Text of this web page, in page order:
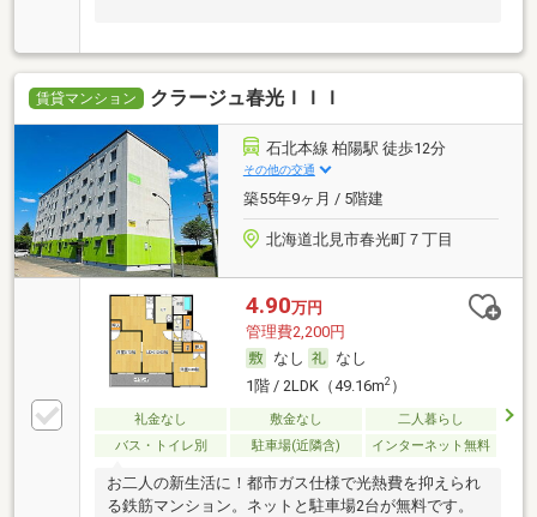
賃貸マンション クラージュ春光ＩＩＩ
石北本線 柏陽駅 徒歩12分
その他の交通
築55年9ヶ月 / 5階建
北海道北見市春光町７丁目
4.90万円
管理費2,200円
なし
なし
1階 / 2LDK（49.16m2）
礼金なし 敷金なし
二人暮らし
バス・トイレ別
駐車場(近隣含) インターネット無料
お二人の新生活に！都市ガス仕様で光熱費を抑えられ
る鉄筋マンション。ネットと駐車場2台が無料です。